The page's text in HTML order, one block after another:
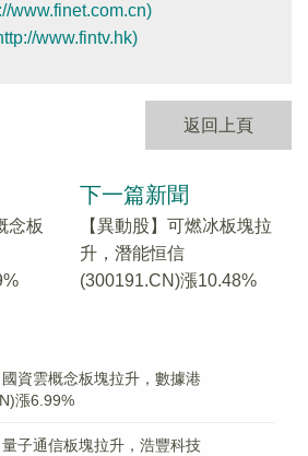
www.finet.com.cn)
www.fintv.hk)
返回上頁
念板
下一篇新聞
【異動股】可燃冰板塊拉
升，潛能恒信
(300191.CN)漲10.48%
國資雲概念板塊拉升，數據港
漲6.99%
量子通信板塊拉升，浩豐科技